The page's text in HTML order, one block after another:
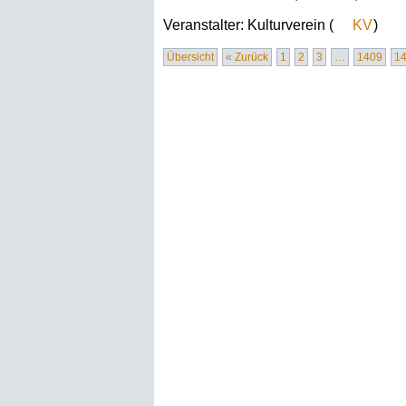
Veranstalter: Kulturverein ( KV)
Übersicht « Zurück 1 2 3 … 1409